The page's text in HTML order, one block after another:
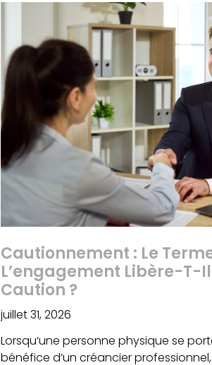
Cautionnement : Le
L’engagement Libère-T-Il
Caution ?
juillet 31, 2026
Lorsqu’une personne physique se
bénéfice d’un créancier